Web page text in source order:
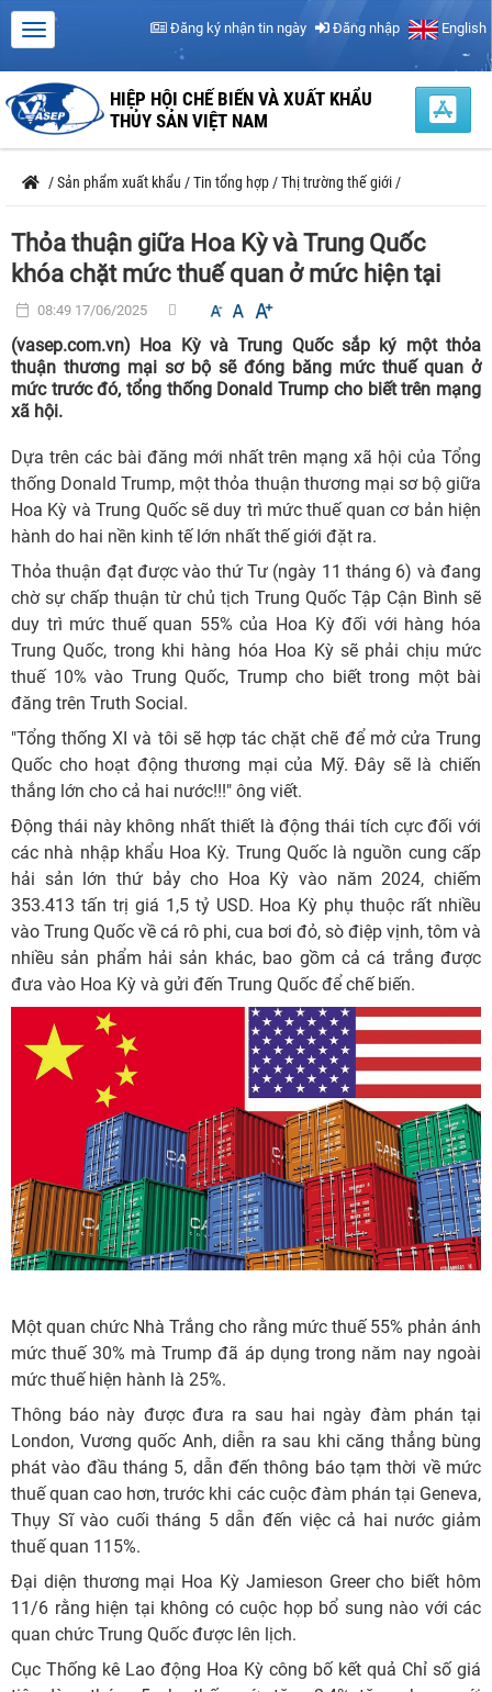
Đăng ký nhận tin ngày Đăng nhập English
HIỆP HỘI CHẾ BIẾN VÀ XUẤT KHẨU
THỦY SẢN VIỆT NAM
/Sản phẩm xuất khẩu /Tin tổng hợp /Thị trường thế giới /
Thỏa thuận giữa Hoa Kỳ và Trung Quốc
khóa chặt mức thuế quan ở mức hiện tại
08:49 17/06/2025
(vasep.com.vn) Hoa Kỳ và Trung Quốc sắp ký một thỏa
thuận thương mại sơ bộ sẽ đóng băng mức thuế quan ở
mức trước đó, tổng thống Donald Trump cho biết trên mạng
xã hội.
Dựa trên các bài đăng mới nhất trên mạng xã hội của Tổng
thống Donald Trump, một thỏa thuận thương mại sơ bộ giữa
Hoa Kỳ và Trung Quốc sẽ duy trì mức thuế quan cơ bản hiện
hành do hai nền kinh tế lớn nhất thế giới đặt ra.
Thỏa thuận đạt được vào thứ Tư (ngày 11 tháng 6) và đang
chờ sự chấp thuận từ chủ tịch Trung Quốc Tập Cận Bình sẽ
duy trì mức thuế quan 55% của Hoa Kỳ đối với hàng hóa
Trung Quốc, trong khi hàng hóa Hoa Kỳ sẽ phải chịu mức
thuế 10% vào Trung Quốc, Trump cho biết trong một bài
đăng trên Truth Social.
"Tổng thống XI và tôi sẽ hợp tác chặt chẽ để mở cửa Trung
Quốc cho hoạt động thương mại của Mỹ. Đây sẽ là chiến
thắng lớn cho cả hai nước!!!" ông viết.
Động thái này không nhất thiết là động thái tích cực đối với
các nhà nhập khẩu Hoa Kỳ. Trung Quốc là nguồn cung cấp
hải sản lớn thứ bảy cho Hoa Kỳ vào năm 2024, chiếm
353.413 tấn trị giá 1,5 tỷ USD. Hoa Kỳ phụ thuộc rất nhiều
vào Trung Quốc về cá rô phi, cua bơi đỏ, sò điệp vịnh, tôm và
nhiều sản phẩm hải sản khác, bao gồm cả cá trắng được
đưa vào Hoa Kỳ và gửi đến Trung Quốc để chế biến.
Một quan chức Nhà Trắng cho rằng mức thuế 55% phản ánh
mức thuế 30% mà Trump đã áp dụng trong năm nay ngoài
mức thuế hiện hành là 25%.
Thông báo này được đưa ra sau hai ngày đàm phán tại
London, Vương quốc Anh, diễn ra sau khi căng thẳng bùng
phát vào đầu tháng 5, dẫn đến thông báo tạm thời về mức
thuế quan cao hơn, trước khi các cuộc đàm phán tại Geneva,
Thụy Sĩ vào cuối tháng 5 dẫn đến việc cả hai nước giảm
thuế quan 115%.
Đại diện thương mại Hoa Kỳ Jamieson Greer cho biết hôm
11/6 rằng hiện tại không có cuộc họp bổ sung nào với các
quan chức Trung Quốc được lên lịch.
Cục Thống kê Lao động Hoa Kỳ công bố kết quả Chỉ số giá